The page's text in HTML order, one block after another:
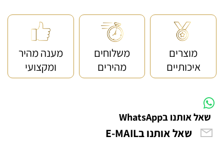
מוצרים
איכותיים
משלוחים
מהירים
מענה מהיר
ומקצועי
שאל אותנו בWhatsApp
שאל אותנו בE-MAIL